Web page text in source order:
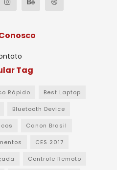
Tag
Rápido Best Laptop
Bluetooth Device
Canon Brasil
CES 2017
Controle Remoto